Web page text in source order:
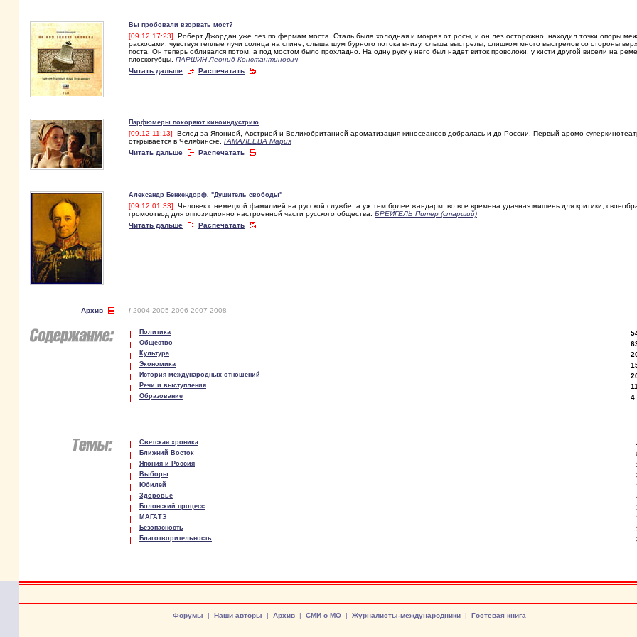
Вы пробовали взорвать мост?
[09.12 17:23] Роберт Джордан уже лез по фермам моста. Сталь была холод­ная и мокрая от росы, и он лез осторожно, находил точки опоры
раскосами, чувствуя теплые лучи солнца на спине, слыша шум бурного потока внизу, слыша выстрелы, слишком много выстрелов со стороны
поста. Он те­перь обливался потом, а под мостом было прохладно. На одну руку у него был надет виток проволоки, у кисти другой висели на
плоскогубцы. ПАРШИН Леонид Константинович
Читать дальше
Распечатать
Парфюмеры покоряют киноиндустрию
[09.12 11:13] Вслед за Японией, Австрией и Великобританией ароматизация киносеансов добралась и до России. Первый аромо-
открывается в Челябинске. ГАМАЛЕЕВА Мария
Читать дальше
Распечатать
Александр Бенкендорф. "Душитель свободы"
[09.12 01:33] Человек с немецкой фамилией на русской службе, а уж тем более жандарм, во все времена удачная мишень для критики,
громоотвод для оппозиционно настроенной части русского общества. БРЕЙГЕЛЬ Питер (старший)
Читать дальше
Распечатать
Архив / 2004 2005 2006 2007 2008
Политика
Общество
Культура
Экономика
История международных отношений
Речи и выступления 11
Образование 4
Светская хроника
Ближний Восток
Япония и Россия
Выборы
Юбилей
Здоровье
Болонский процесс
МАГАТЭ
Безопасность
Благотворительность
Форумы | Наши авторы | Архив| СМИ о МО| Журналисты-международники| Гостевая книга